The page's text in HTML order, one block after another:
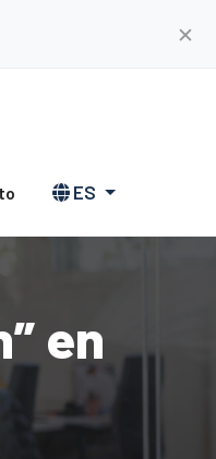
✕
ES
en